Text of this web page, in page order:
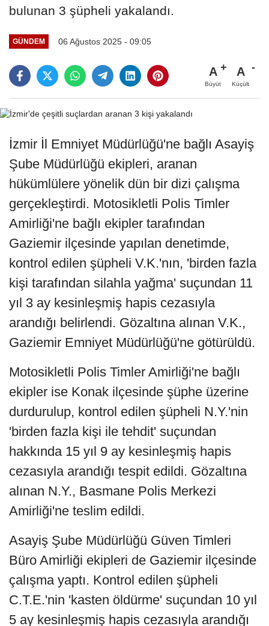
bulunan 3 şüpheli yakalandı.
GÜNDEM 06 Ağustos 2025 - 09:05
A
Büyüt
A
Küçült
İzmir İl Emniyet Müdürlüğü'ne bağlı Asayiş
Şube Müdürlüğü ekipleri, aranan
hükümlülere yönelik dün bir dizi çalışma
gerçekleştirdi. Motosikletli Polis Timler
Amirliği'ne bağlı ekipler tarafından
Gaziemir ilçesinde yapılan denetimde,
kontrol edilen şüpheli V.K.'nın, 'birden fazla
kişi tarafından silahla yağma' suçundan 11
yıl 3 ay kesinleşmiş hapis cezasıyla
arandığı belirlendi. Gözaltına alınan V.K.,
Gaziemir Emniyet Müdürlüğü'ne götürüldü.
Motosikletli Polis Timler Amirliği'ne bağlı
ekipler ise Konak ilçesinde şüphe üzerine
durdurulup, kontrol edilen şüpheli N.Y.'nin
'birden fazla kişi ile tehdit' suçundan
hakkında 15 yıl 9 ay kesinleşmiş hapis
cezasıyla arandığı tespit edildi. Gözaltına
alınan N.Y., Basmane Polis Merkezi
Amirliği'ne teslim edildi.
Asayiş Şube Müdürlüğü Güven Timleri
Büro Amirliği ekipleri de Gaziemir ilçesinde
çalışma yaptı. Kontrol edilen şüpheli
C.T.E.'nin 'kasten öldürme' suçundan 10 yıl
5 ay kesinleşmiş hapis cezasıyla arandığı